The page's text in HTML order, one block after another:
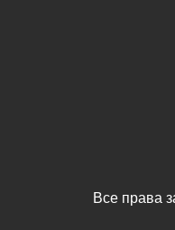
Все права